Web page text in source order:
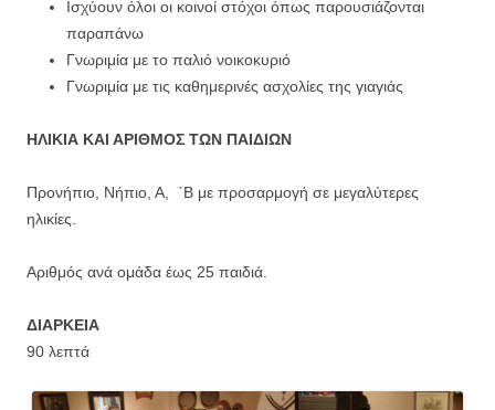
Ισχύουν όλοι οι κοινοί στόχοι όπως παρουσιάζονται
παραπάνω
Γνωριμία με το παλιό νοικοκυριό
Γνωριμία με τις καθημερινές ασχολίες της γιαγιάς
ΗΛΙΚΙΑ ΚΑΙ ΑΡΙΘΜΟΣ ΤΩΝ ΠΑΙΔΙΩΝ
Προνήπιο, Νήπιο, Α, ΄Β με προσαρμογή σε μεγαλύτερες
ηλικίες.
Αριθμός ανά ομάδα έως 25 παιδιά.
ΔΙΑΡΚΕΙΑ
90 λεπτά